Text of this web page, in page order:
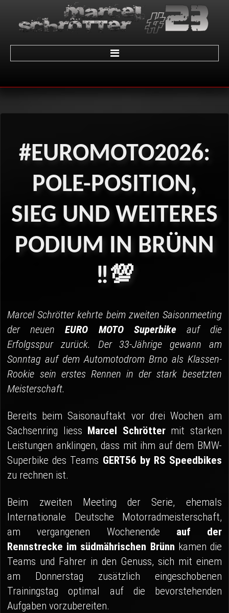
Home
Galerie
02 - Sachsenring
03 - Brünn
04 - Spa
Fanshop
#EUROMOTO2026:
POLE-POSITION,
SIEG UND WEITERES
PODIUM IN BRÜNN
‼️💯
Marcel Schrötter kehrte beim zweiten Saisonmeeting
der neuenEURO MOTO Superbike auf die
Erfolgsspur zurück. Der 33-Jährige gewann am
Sonntag auf dem Automotodrom Brno als Klassen-
Rookie sein erstes Rennen in der stark besetzten
Meisterschaft.
Bereits beim Saisonauftakt vor drei Wochen am
Sachsenring liess Marcel Schröttermit starken
Leistungen anklingen, dass mit ihm auf dem BMW-
Superbike des Teams GERT56 by RS Speedbikes
zu rechnen ist.
Beim zweiten Meeting der Serie, ehemals
Internationale Deutsche Motorradmeisterschaft,
am vergangenen Wochenende auf der
Rennstrecke im südmährischen Brünn kamen die
Teams und Fahrer in den Genuss, sich mit einem
am Donnerstag zusätzlich eingeschobenen
Trainingstag optimal auf die bevorstehenden
Aufgaben vorzubereiten.